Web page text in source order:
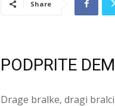
Share
PODPRITE
Drage bralke, dragi